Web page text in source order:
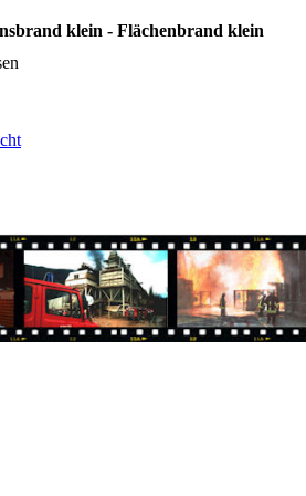
klein - Flächenbrand klein